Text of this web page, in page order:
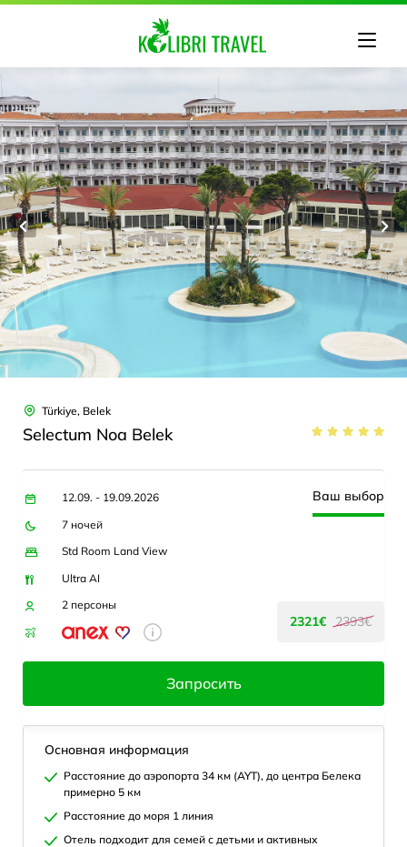
Türkiye, Belek
Selectum Noa Belek
12.09. - 19.09.2026
7 ночей
Std Room Land View
Ultra AI
2 персоны
Ваш выбор
2321€ 2393€
Запросить
Основная информация
Расстояние до аэропорта 34 км (AYT), до центра Белека
примерно 5 км
Расстояние до моря 1 линия
Отель подходит для семей с детьми и активных